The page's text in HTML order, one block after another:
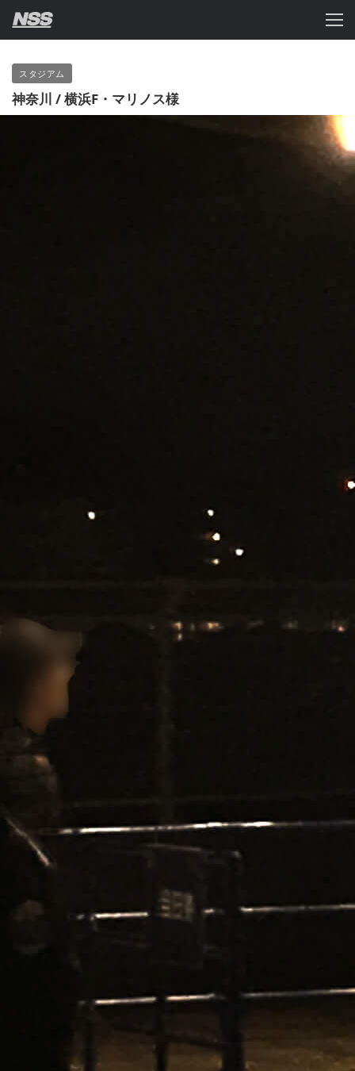
スタジアム
神奈川 / 横浜F・マリノス様